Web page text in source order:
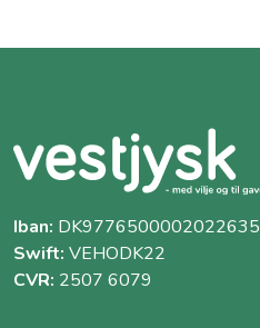
Iban: DK9776500002022635
Swift: VEHODK22
CVR: 2507 6079